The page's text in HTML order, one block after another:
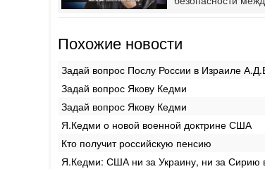
Похожие новости
Задай вопрос Послу России в Израиле
Задай вопрос Якову Кедми
Задай вопрос Якову Кедми
Я.Кедми о новой военной доктрине США
Кто получит российскую пенсию
Я.Кедми: США ни за Украину, ни за Сирию